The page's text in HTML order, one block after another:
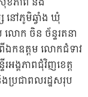
ៅភូមិឆ្វាំង ឃុំ
ោក ចិន ច័ន្ទរតនា
ឯកឧត្តម លោកជំទាវ
អង្គភាពជុំវិញខេត្ត
ប្រជាពលរដ្ឋសរុប